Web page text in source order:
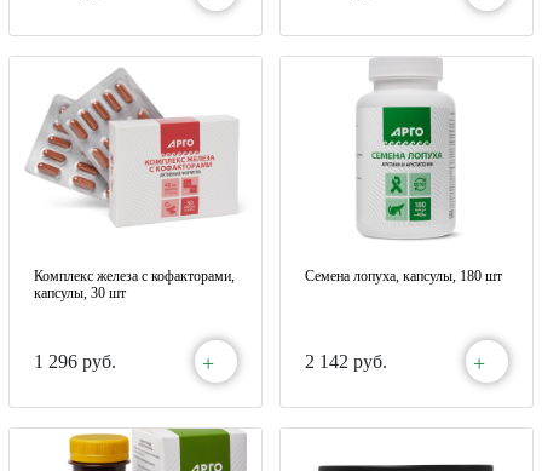
Комплекс железа с кофакторами,
капсулы, 30 шт
1 296 руб. +
Семена лопуха, капсулы, 180 шт
2 142 руб. +